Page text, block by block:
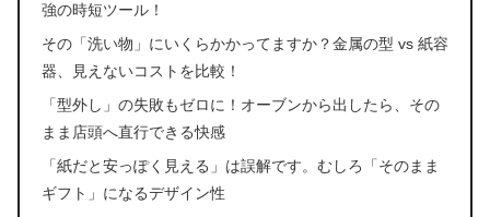
強の時短ツール！
その「洗い物」にいくらかかってますか？金属の型 vs 紙容
器、見えないコストを比較！
「型外し」の失敗もゼロに！オーブンから出したら、その
まま店頭へ直行できる快感
「紙だと安っぽく見える」は誤解です。むしろ「そのまま
ギフト」になるデザイン性